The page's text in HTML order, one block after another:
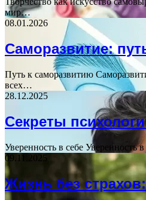
мир…
08.01.2026
Саморазвитие:
Путь к саморазвитию
всех…
28.12.2025
Секреты
Уверенность в себе
09.11.2025
Жизнь без